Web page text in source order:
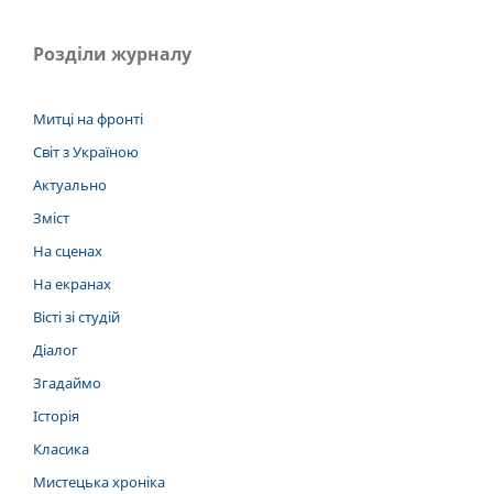
Розділи журналу
Митці на фронті
Світ з Україною
Актуально
Зміст
На сценах
На екранах
Вісті зі студій
Діалог
Згадаймо
Історія
Класика
Мистецька хроніка